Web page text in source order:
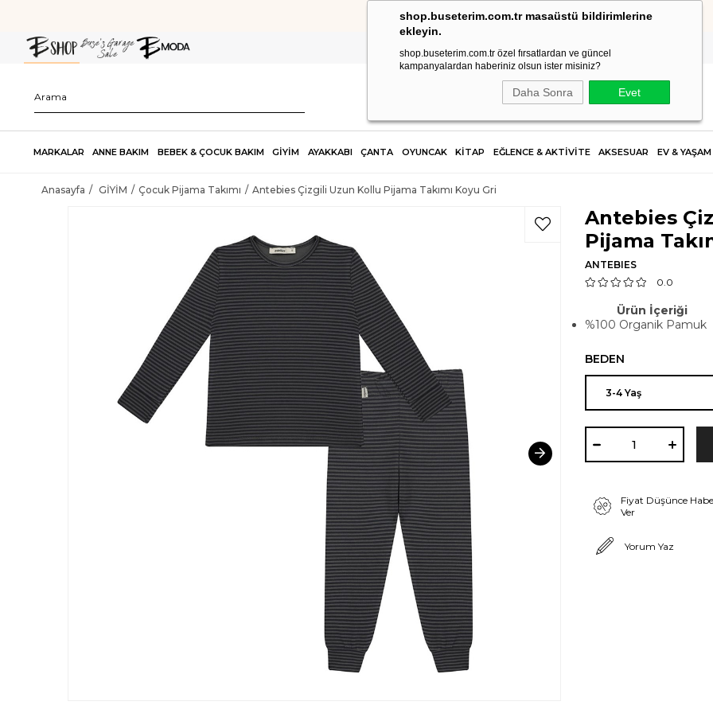
shop.buseterim.com.tr masaüstü bildirimlerine
ekleyin.
shop.buseterim.com.tr özel fırsatlardan ve güncel
kampanyalardan haberiniz olsun ister misiniz?
Daha Sonra Evet
HIZLI KARGO
MARKALAR ANNE BAKIM BEBEK & ÇOCUK BAKIM GİYİM AYAKKABI ÇANTA OYUNCAK KİTAP EĞLENCE & AKTİVİTE AKSESUAR EV & YAŞAM
Anasayfa GİYİM Çocuk Pijama Takımı Antebies Çizgili Uzun Kollu Pijama Takımı Koyu Gri
Antebies
Pijama
ANTEBIES
0.0
Ürün İçeriği
%100 Organik Pamuk
BEDEN
Fiyat Düşünce
Ver
Yorum Yaz